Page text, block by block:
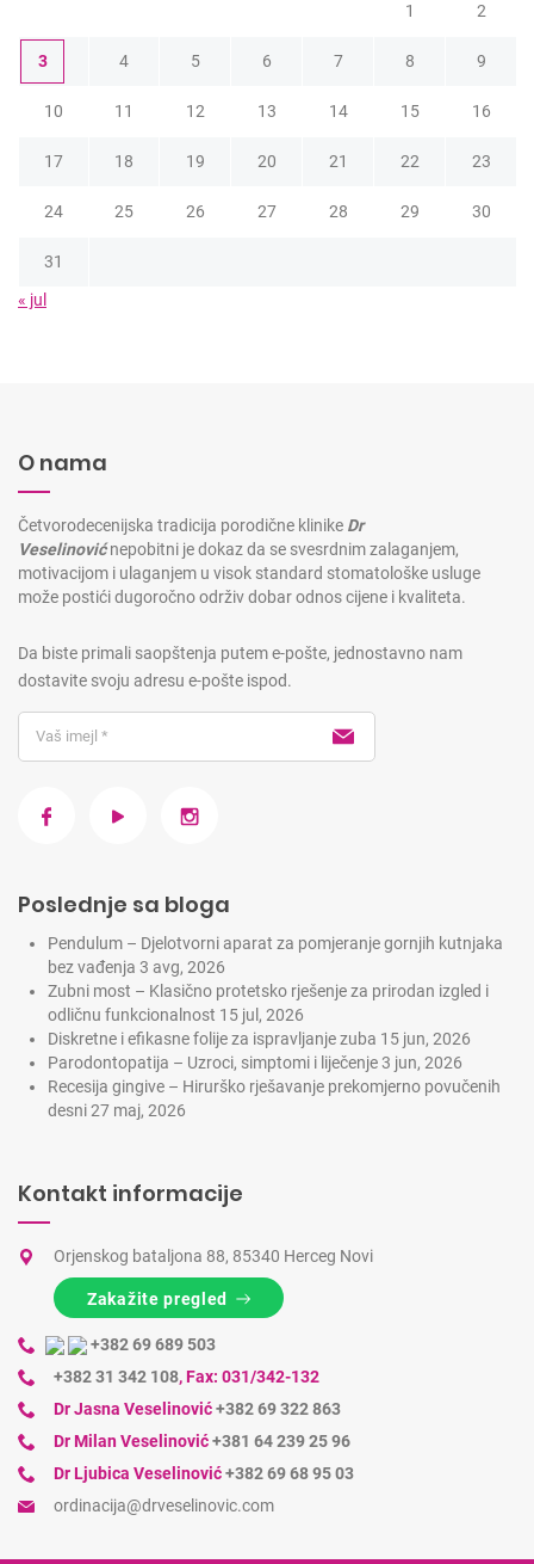
1 2
3 4 5 6 7 8 9
10 11 12 13 14 15 16
17 18 19 20 21 22 23
24 25 26 27 28 29 30
31
« jul
O nama
Četvorodecenijska tradicija porodične klinike Dr
Veselinovićnepobitni je dokaz da se svesrdnim zalaganjem,
motivacijom i ulaganjem u visok standard stomatološke usluge
može postići dugoročno održiv dobar odnos cijene i kvaliteta.
Da biste primali saopštenja putem e-pošte, jednostavno nam
dostavite svoju adresu e-pošte ispod.
Poslednje sa bloga
Pendulum – Djelotvorni aparat za pomjeranje gornjih kutnjaka
bez vađenja 3 avg, 2026
Zubni most – Klasično protetsko rješenje za prirodan izgled i
odličnu funkcionalnost 15 jul, 2026
Diskretne i efikasne folije za ispravljanje zuba 15 jun, 2026
Parodontopatija – Uzroci, simptomi i liječenje3 jun, 2026
Recesija gingive – Hirurško rješavanje prekomjerno povučenih
desni27 maj, 2026
Kontakt informacije
Orjenskog bataljona 88, 85340 Herceg Novi
Zakažite pregled
+382 69 689 503
+382 31 342 108,Fax: 031/342-132
Dr Jasna Veselinović+382 69 322 863
Dr Milan Veselinović+381 64 239 25 96
Dr Ljubica Veselinović+382 69 68 95 03
ordinacija@drveselinovic.com